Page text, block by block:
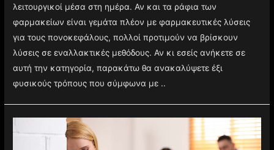
λειτουργικοί μέσα στη ημέρα. Αν και τα ράφια των
φαρμακείων είναι γεμάτα πλέον με φαρμακευτικές λύσεις
για τους πονοκεφάλους, πολλοί προτιμούν να βρίσκουν
λύσεις σε εναλλακτικές μεθόδους. Αν κι εσείς ανήκετε σε
αυτή την κατηγορία, παρακάτω θα ανακαλύψετε έξι
φυσικούς τρόπους που σύμφωνα με ..